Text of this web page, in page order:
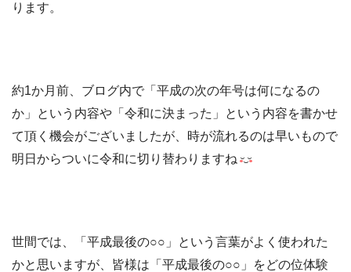
ります。
約1か月前、ブログ内で「平成の次の年号は何になるの
か」という内容や「令和に決まった」という内容を書かせ
て頂く機会がございましたが、時が流れるのは早いもので
明日からついに令和に切り替わりますね
世間では、「平成最後の○○」という言葉がよく使われた
かと思いますが、皆様は「平成最後の○○」をどの位体験